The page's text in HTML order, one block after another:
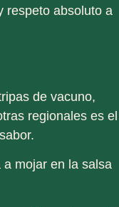
respeto absoluto a
de vacuno,
regionales es el
mojar en la salsa